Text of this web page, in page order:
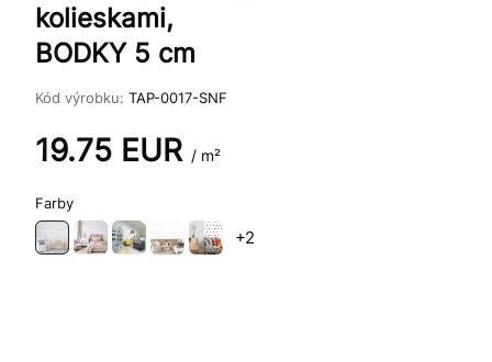
kolieskami,
BODKY 5 cm
Kód výrobku: TAP-0017-SNF
19.75 EUR / m²
Farby
+2